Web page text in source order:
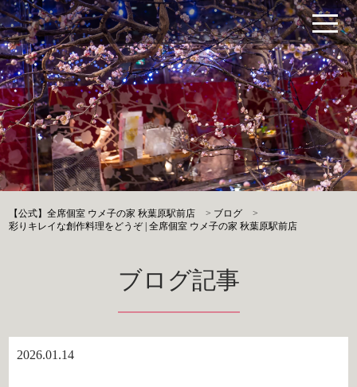
【公式】全席個室 ウメ子の家 秋葉原駅前店 > ブログ
>
彩りキレイな創作料理をどうぞ | 全席個室 ウメ子の家 秋葉原駅前店
ブログ記事
2026.01.14